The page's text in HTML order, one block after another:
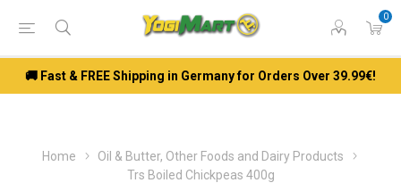
0
🚚 Fast & FREE Shipping in Germany for Orders Over 39.99€!
Home
Oil & Butter, Other Foods and Dairy Products
Trs Boiled Chickpeas 400g